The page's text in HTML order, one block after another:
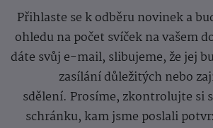
Přihlaste se k odběru novinek a
ohledu na počet svíček na vašem
dáte svůj e-mail, slibujeme, že jej
zasílání důležitých nebo
sdělení. Prosíme, zkontrolujte si
schránku, kam jsme poslali